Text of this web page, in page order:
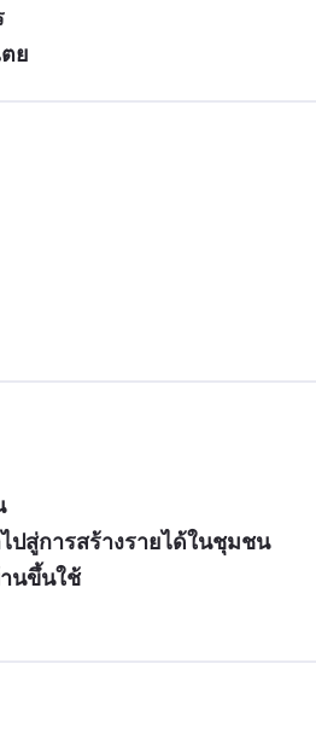
ย
ปสู่การสร้างรายได้ในชุมชน
นขึ้นใช้